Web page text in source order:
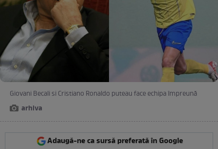
Giovani Becali si Cristiano Ronaldo puteau face echipa împreună
arhiva
Adaugă-ne ca sursă preferată în Google